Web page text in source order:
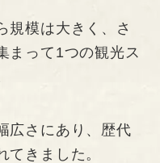
規模は大きく、さ
まって1つの観光ス
広さにあり、歴代
きました。